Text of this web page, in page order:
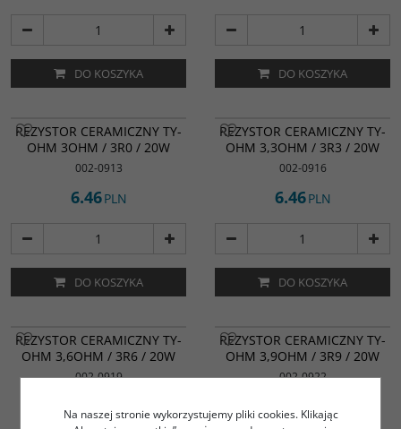
DO KOSZYKA DO KOSZYKA
REZYSTOR CERAMICZNY TY-
OHM 3OHM / 3R0 / 20W
002-0913
6.46PLN
DO KOSZYKA
REZYSTOR CERAMICZNY TY-
OHM 3,3OHM / 3R3 / 20W
002-0916
6.46PLN
DO KOSZYKA
REZYSTOR CERAMICZNY TY-
OHM 3,6OHM / 3R6 / 20W
002-0919
6.46 PLN
REZYSTOR CERAMICZNY TY-
OHM 3,9OHM / 3R9 / 20W
002-0922
6.46PLN
Na naszej stronie wykorzystujemy pliki cookies. Klikając